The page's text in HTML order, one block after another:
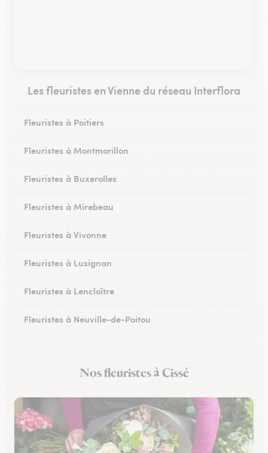
Les fleuristes en Vienne du réseau Interflora
Fleuristes à Poitiers
Fleuristes à Montmorillon
Fleuristes à Buxerolles
Fleuristes à Mirebeau
Fleuristes à Vivonne
Fleuristes à Lusignan
Fleuristes à Lencloître
Fleuristes à Neuville-de-Poitou
Fleuristes à Saint-Georges-lès-Baillargeaux
Nos fleuristes à Cissé